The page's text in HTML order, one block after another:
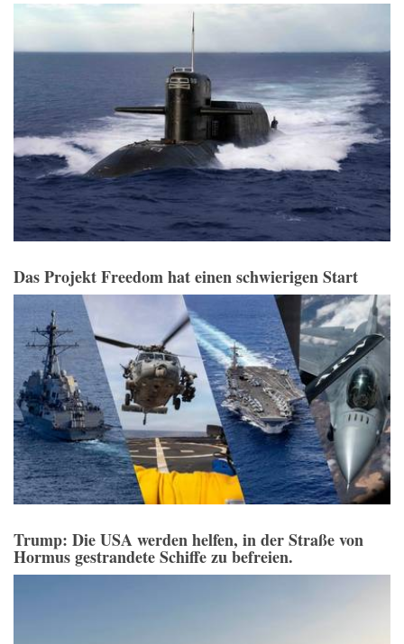
Das Projekt Freedom hat einen schwierigen Start
Trump: Die USA werden helfen, in der Straße von
Hormus gestrandete Schiffe zu befreien.